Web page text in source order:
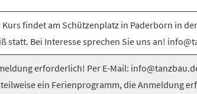
Kurs findet am Schützenplatz in Paderborn in
statt. Bei Interesse sprechen Sie uns an!
erforderlich! Per E-Mail:
ein Ferienprogramm, die Anmeldung